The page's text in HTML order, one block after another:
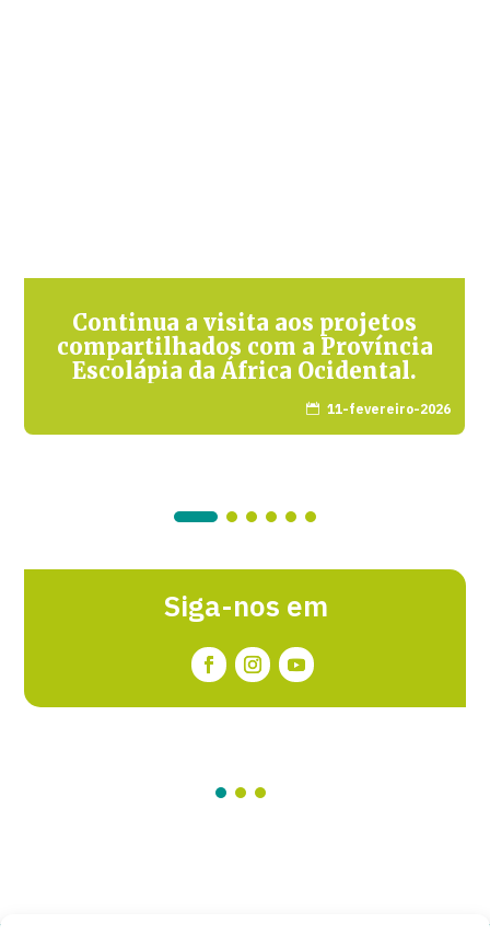
Continua a visita aos projetos
compartilhados com a Província
Escolápia da África Ocidental.
 11-fevereiro-2026
Siga-nos em